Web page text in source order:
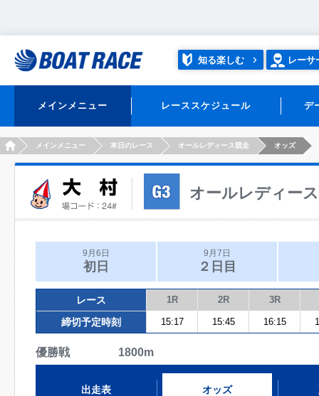
知る楽しむ レーサ
メインメニュー レーススケジュール デ
HOMEメインメニュー 本日のレース オールレディース競走 オッズ
オールレディー
9月6日
初日
9月7日
２日目
レース 1R 2R 3R
締切予定時刻 15:17 15:45 16:15
優勝戦 1800m
出走表 オッズ